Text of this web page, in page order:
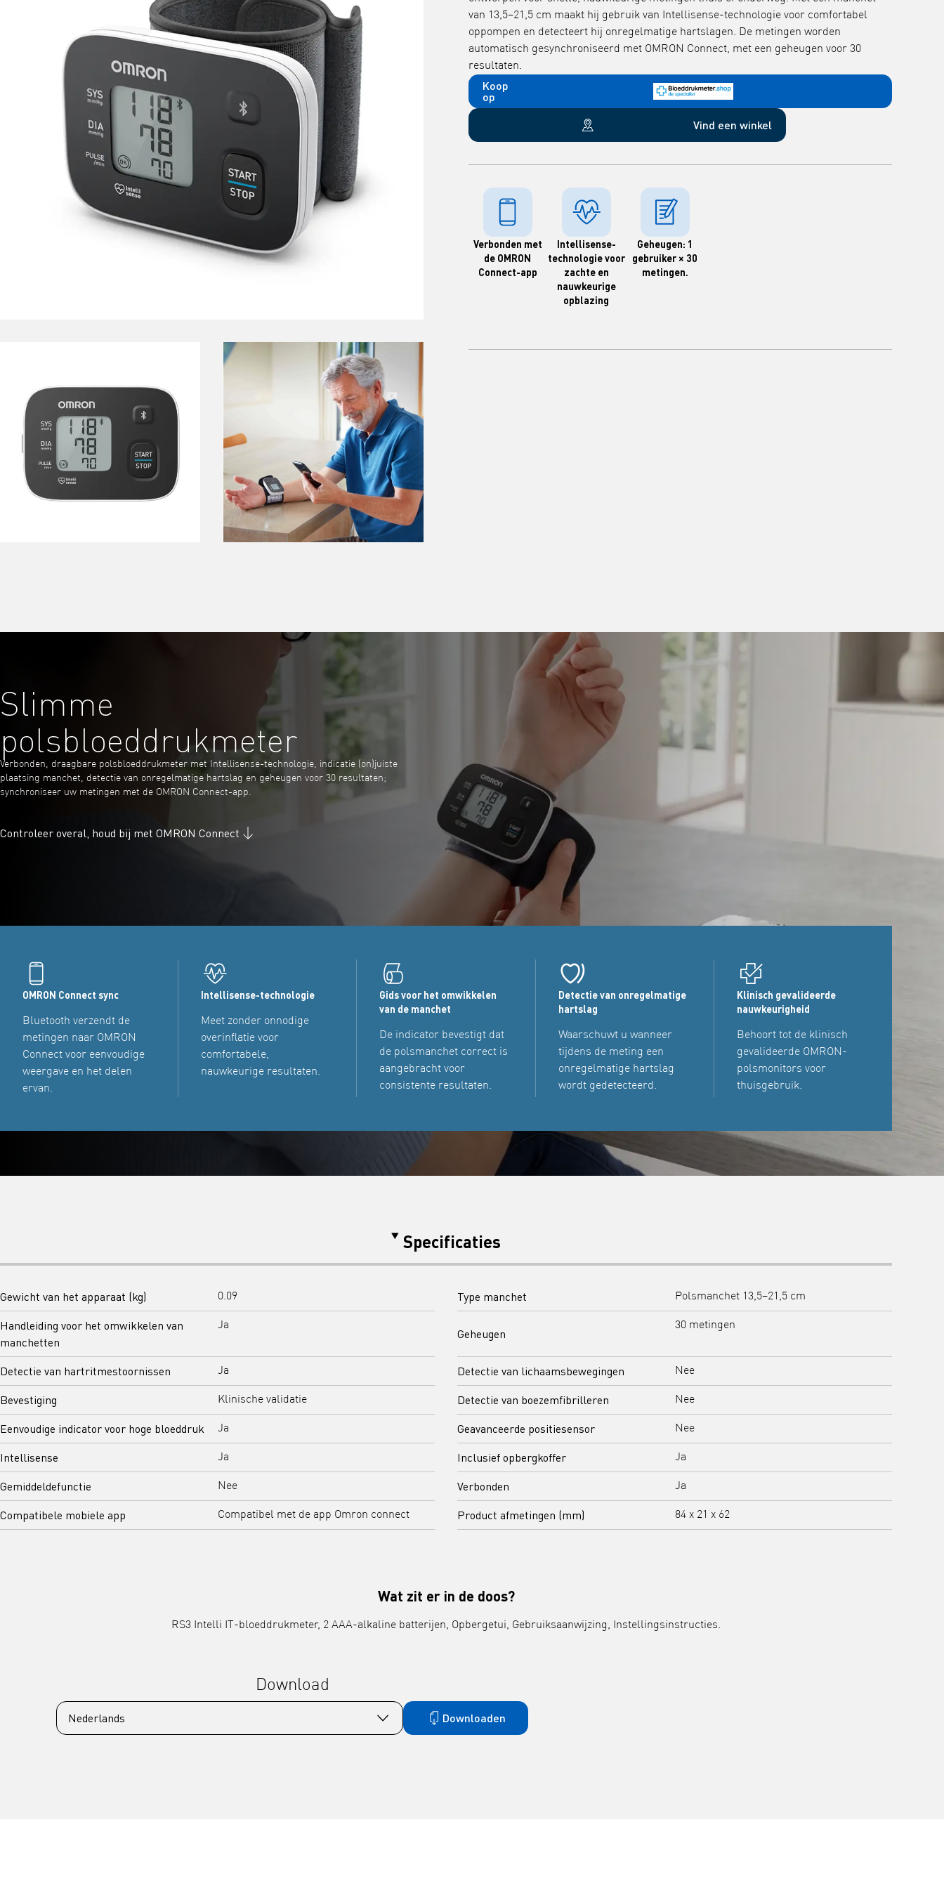
van 13,5–21,5 cm maakt hij gebruik van Intellisense-technologie voor comfortabel
oppompen en detecteert hij onregelmatige hartslagen. De metingen worden
automatisch gesynchroniseerd met OMRON Connect, met een geheugen voor 30
resultaten.
Koop
op
Vind een winkel
Verbonden met
de OMRON
Connect-app
Intellisense-
technologie voor
zachte en
nauwkeurige
opblazing
Geheugen: 1
gebruiker × 30
metingen.
Slimme
polsbloeddrukmeter
Verbonden, draagbare polsbloeddrukmeter met Intellisense-technologie, indicatie (on)juiste
plaatsing manchet, detectie van onregelmatige hartslag en geheugen voor 30 resultaten;
synchroniseer uw metingen met de OMRON Connect-app.
Controleer overal, houd bij met OMRON Connect
OMRON Connect sync
Bluetooth verzendt de
metingen naar OMRON
Connect voor eenvoudige
weergave en het delen
ervan.
Intellisense-technologie
Meet zonder onnodige
overinflatie voor
comfortabele,
nauwkeurige resultaten.
Gids voor het omwikkelen
van de manchet
De indicator bevestigt dat
de polsmanchet correct is
aangebracht voor
consistente resultaten.
Detectie van onregelmatige
hartslag
Waarschuwt u wanneer
tijdens de meting een
onregelmatige hartslag
wordt gedetecteerd.
Klinisch gevalideerde
nauwkeurigheid
Behoort tot de klinisch
gevalideerde OMRON-
polsmonitors voor
thuisgebruik.
Specificaties
Gewicht van het apparaat (kg) 0.09 Type manchet Polsmanchet 13,5–21,5 cm
Handleiding voor het omwikkelen van
manchetten
Ja
Geheugen
30 metingen
Detectie van hartritmestoornissen Ja Detectie van lichaamsbewegingen Nee
Bevestiging Klinische validatie Detectie van boezemfibrilleren Nee
Eenvoudige indicator voor hoge bloeddruk Ja Geavanceerde positiesensor Nee
Intellisense Ja Inclusief opbergkoffer Ja
Gemiddeldefunctie Nee Verbonden Ja
Compatibele mobiele app Compatibel met de app Omron connect Product afmetingen (mm) 84 x 21 x 62
Wat zit er in de doos?
RS3 Intelli IT-bloeddrukmeter, 2 AAA-alkaline batterijen, Opbergetui, Gebruiksaanwijzing, Instellingsinstructies.
Download
Downloaden